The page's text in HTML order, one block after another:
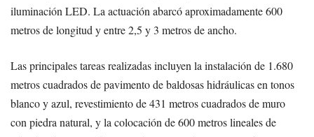
iluminación LED. La actuación abarcó aproximadamente 600
metros de longitud y entre 2,5 y 3 metros de ancho.
Las principales tareas realizadas incluyen la instalación de 1.680
metros cuadrados de pavimento de baldosas hidráulicas en tonos
blanco y azul, revestimiento de 431 metros cuadrados de muro
con piedra natural, y la colocación de 600 metros lineales de